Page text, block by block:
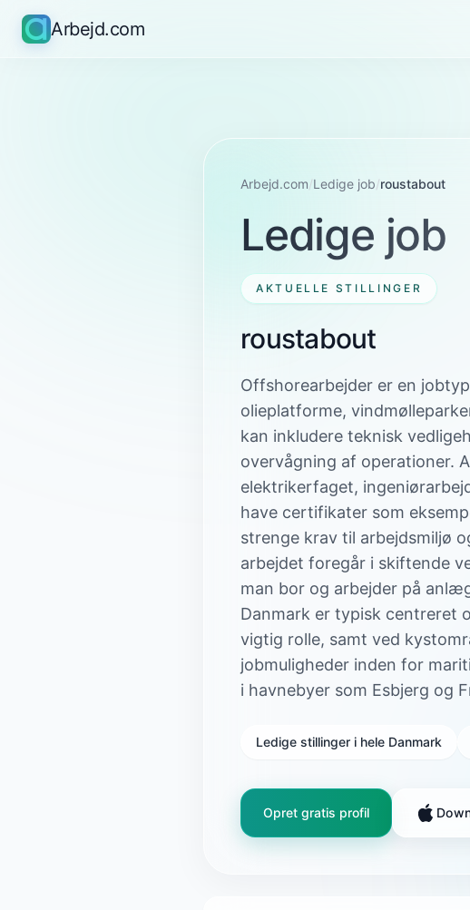
Arbejd.com
Arbejd.com/Ledige job/roustabout
Ledige job
AKTUELLE STILLINGER
roustabout
Offshorearbejder er en
olieplatforme,
kan inkludere teknisk
overvågning af operationer.
elektrikerfaget,
have certifikater som
strenge krav til arbejdsmiljø
arbejdet foregår i skiftende
man bor og arbejder på
Danmark er typisk centreret
vigtig rolle, samt ved
jobmuligheder inden for
i havnebyer som Esbjerg og
Ledige stillinger i hele Danmark
Opret gratis profil